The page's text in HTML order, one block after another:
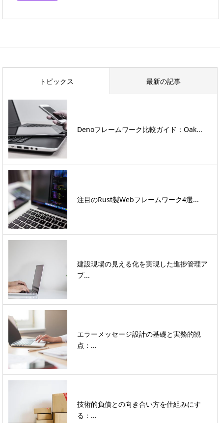
トピックス 最新の記事
Denoフレームワーク比較ガイド：Oak...
注目のRust製Webフレームワーク4選...
建設現場の見える化を実現した進捗管理ア
プ...
エラーメッセージ設計の基礎と実務的観
点：...
技術的負債との向き合い方を仕組みにす
る：...